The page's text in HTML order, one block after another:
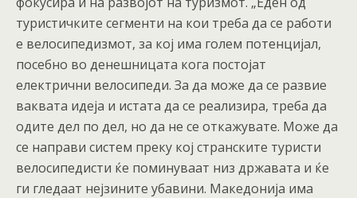
туристичките сегменти на кои треба да се работи
е велосипедизмот, за кој има голем потенцијал,
посебно во денешницата кога постојат
електрични велосипеди. За да може да се развие
ваквата идеја и истата да се реализира, треба да
одите дел по дел, но да не се откажувате. Може да
се направи систем преку кој странските туристи
велосипедисти ќе поминуваат низ државата и ќе
ги гледаат нејзините убавини. Македонија има